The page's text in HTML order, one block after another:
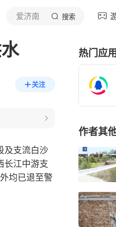
爱济南 搜索
关注
及支流白沙
长江中游支
均已退至警
热门应
作者其